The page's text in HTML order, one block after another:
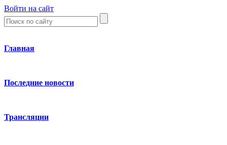
Войти на сайт
Главная
Последние новости
Трансляции